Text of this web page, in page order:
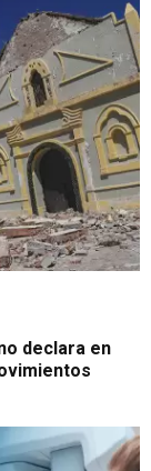
declara en